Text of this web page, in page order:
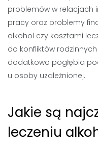
problemów w relacjach
pracy oraz problemy
alkohol czy kosztami
do konfliktów
dodatkowo pogłębia
u osoby uzależnionej.
Jakie są
leczeniu